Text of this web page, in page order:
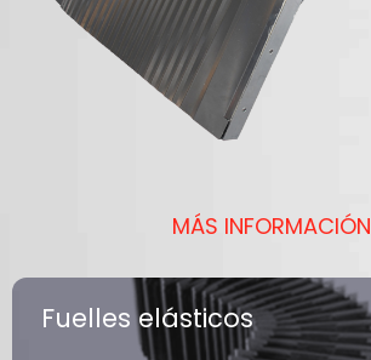
MÁS INFORMACIÓN
Fuelles elásticos